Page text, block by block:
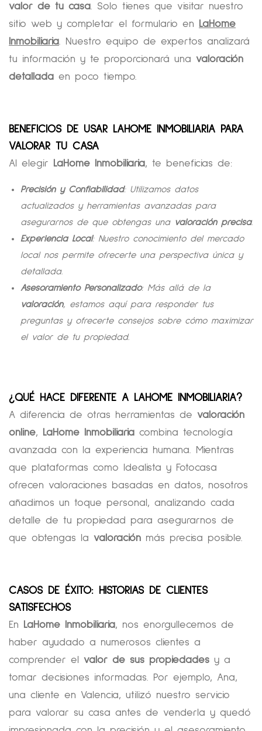
valor de tu casa. Solo tienes que visitar nuestro
sitio web y completar el formulario en
LaHome
Inmobiliaria. Nuestro equipo de expertos analizará
tu información y te proporcionará una valoración
detallada en poco tiempo.
BENEFICIOS DE USAR LAHOME INMOBILIARIA PARA
VALORAR TU CASA
Al elegir LaHome Inmobiliaria, te beneficias de:
Precisión y Confiabilidad: Utilizamos datos
actualizados y herramientas avanzadas para
asegurarnos de que obtengas una valoración precisa.
Experiencia Local: Nuestro conocimiento del mercado
local nos permite ofrecerte una perspectiva única y
detallada.
Asesoramiento Personalizado: Más allá de la
valoración, estamos aquí para responder tus
preguntas y ofrecerte consejos sobre cómo maximizar
el valor de tu propiedad.
¿QUÉ HACE DIFERENTE A LAHOME INMOBILIARIA?
A diferencia de otras herramientas de valoración
online, LaHome Inmobiliaria combina tecnología
avanzada con la experiencia humana. Mientras
que plataformas como Idealista y Fotocasa
ofrecen valoraciones basadas en datos, nosotros
añadimos un toque personal, analizando cada
detalle de tu propiedad para asegurarnos de
que obtengas la valoración más precisa posible.
CASOS DE ÉXITO: HISTORIAS DE CLIENTES
SATISFECHOS
En LaHome Inmobiliaria, nos enorgullecemos de
haber ayudado a numerosos clientes a
comprender el valor de sus propiedades y a
tomar decisiones informadas. Por ejemplo, Ana,
una cliente en Valencia, utilizó nuestro servicio
para valorar su casa antes de venderla y quedó